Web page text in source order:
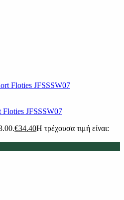
Floties JFSSSW07
€34.40Η τρέχουσα τιμή είναι: